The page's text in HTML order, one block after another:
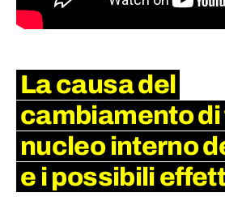
La causa del
cambiamento di
nucleo interno
e i possibili